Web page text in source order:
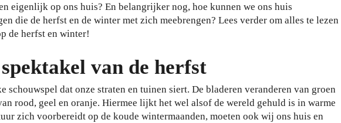
eigenlijk op ons huis? En belangrijker nog, hoe kunnen we ons huis
die de herfst en de winter met zich meebrengen? Lees verder om alles te lezen
de herfst en winter!
van de herfst
dat onze straten en tuinen siert. De bladeren veranderen van groen
rood, geel en oranje. Hiermee lijkt het wel alsof de wereld gehuld is in warme
zich voorbereidt op de koude wintermaanden, moeten ook wij ons huis en